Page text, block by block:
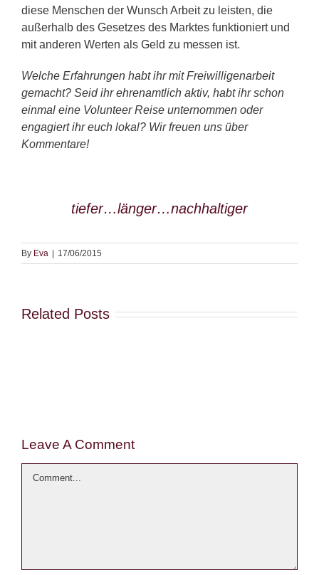
diese Menschen der Wunsch Arbeit zu leisten, die
außerhalb des Gesetzes des Marktes funktioniert und
mit anderen Werten als Geld zu messen ist.
Welche Erfahrungen habt ihr mit Freiwilligenarbeit
gemacht? Seid ihr ehrenamtlich aktiv, habt ihr schon
einmal eine Volunteer Reise unternommen oder
engagiert ihr euch lokal? Wir freuen uns über
Kommentare!
tiefer…länger…nachhaltiger
By Eva | 17/06/2015
Related Posts
Leave A Comment